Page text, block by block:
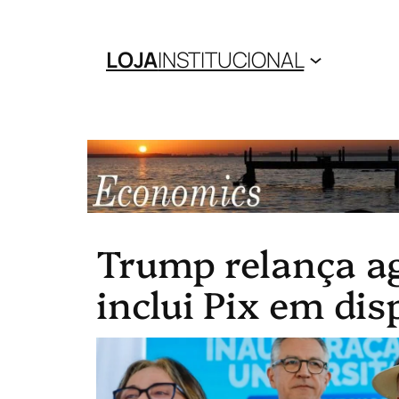
LOJAINSTITUCIONAL
Trump relança
inclui Pix em